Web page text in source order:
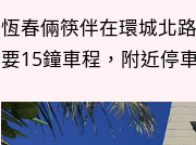
恆春倆筷伴在環城北
要15鐘車程，附近停